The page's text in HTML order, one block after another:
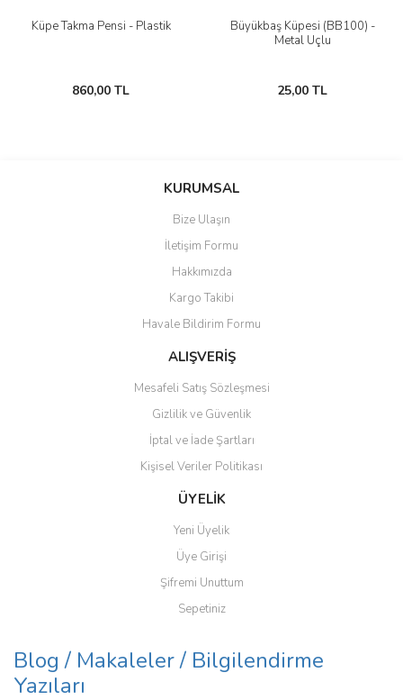
Küpe Takma Pensi - Plastik
860,00 TL
Büyükbaş Küpesi (BB100) -
Metal Uçlu
25,00 TL
KURUMSAL
Bize Ulaşın
İletişim Formu
Hakkımızda
Kargo Takibi
Havale Bildirim Formu
ALIŞVERİŞ
Mesafeli Satış Sözleşmesi
Gizlilik ve Güvenlik
İptal ve İade Şartları
Kişisel Veriler Politikası
ÜYELİK
Yeni Üyelik
Üye Girişi
Şifremi Unuttum
Sepetiniz
Blog / Makaleler / Bilgilendirme
Yazıları